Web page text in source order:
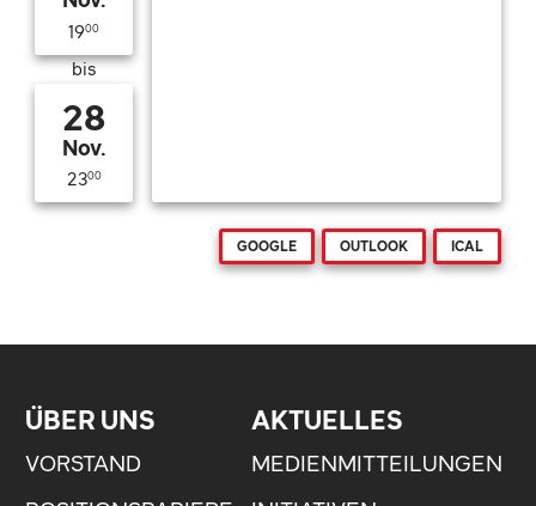
1900
bis
28
Nov.
2300
GOOGLE OUTLOOK ICAL
ÜBER UNS
VORSTAND
AKTUELLES
MEDIENMITTEILUNGEN